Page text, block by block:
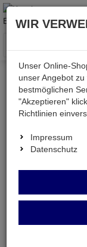
Menü
Weiter einkaufen
WIR
Unser Online-
unser Angebot
bestmöglichen
"Akzeptieren"
Richtlinien
Impressum
Datenschutz